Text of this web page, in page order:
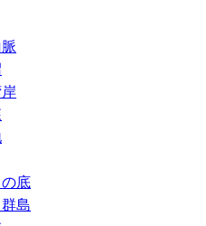
底
島